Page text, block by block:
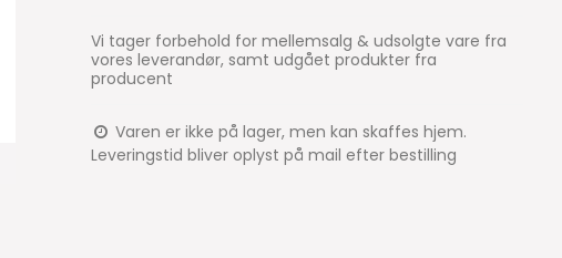
Vi tager forbehold for mellemsalg & udsolgte vare fra
vores leverandør, samt udgået produkter fra
producent
Varen er ikke på lager, men kan skaffes hjem.
Leveringstid bliver oplyst på mail efter bestilling